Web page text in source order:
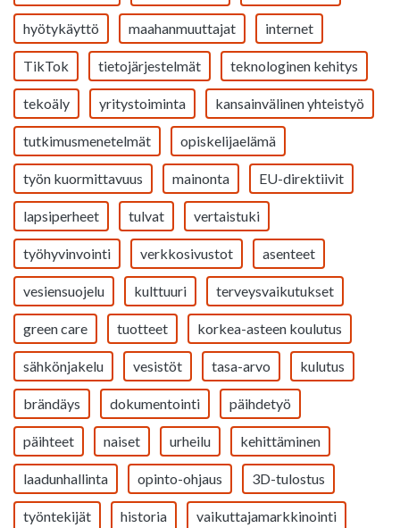
hyötykäyttö maahanmuuttajat internet
TikTok tietojärjestelmät teknologinen kehitys
tekoäly yritystoiminta kansainvälinen yhteistyö
tutkimusmenetelmät opiskelijaelämä
työn kuormittavuus mainonta EU-direktiivit
lapsiperheet tulvat vertaistuki
työhyvinvointi verkkosivustot asenteet
vesiensuojelu kulttuuri terveysvaikutukset
green care tuotteet korkea-asteen koulutus
sähkönjakelu vesistöt tasa-arvo kulutus
brändäys dokumentointi päihdetyö
päihteet naiset urheilu kehittäminen
laadunhallinta opinto-ohjaus 3D-tulostus
työntekijät historia vaikuttajamarkkinointi